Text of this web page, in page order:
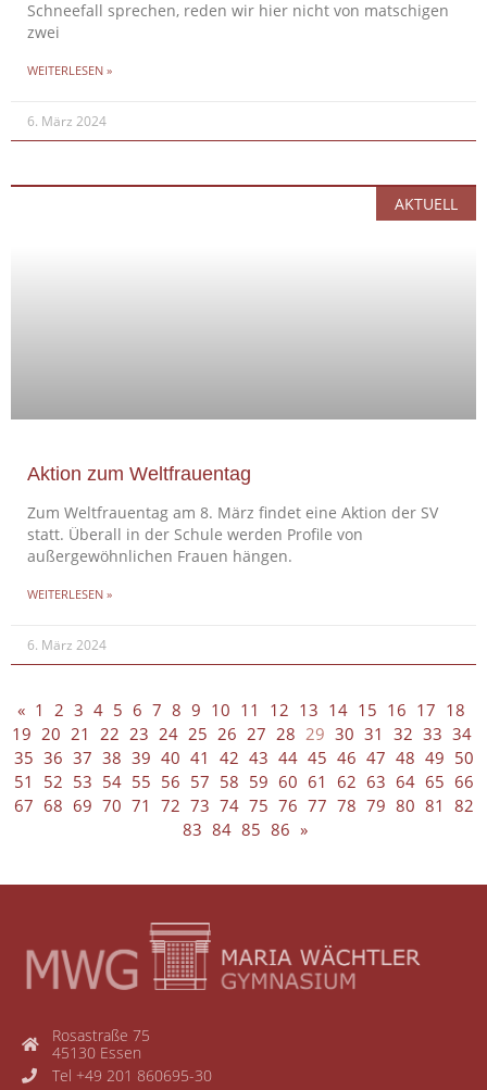
Schneefall sprechen, reden wir hier nicht von matschigen
zwei
WEITERLESEN »
6. März 2024
AKTUELL
Aktion zum Weltfrauentag
Zum Weltfrauentag am 8. März findet eine Aktion der SV
statt. Überall in der Schule werden Profile von
außergewöhnlichen Frauen hängen.
WEITERLESEN »
6. März 2024
« 1 2 3 4 5 6 7 8 9 10 11 12 13 14 15 16 17 18
19 20 21 22 23 24 25 26 27 28 29 30 31 32 33 34
35 36 37 38 39 40 41 42 43 44 45 46 47 48 49 50
51
52 53 54 55 56 57 58 59 60 61 62 63 64 65 66
67 68 69 70 71 72 73 74 75 76 77 78 79 80 81 82
83 84 85 86 »
Rosastraße 75
45130 Essen
Tel +49 201 860695-30